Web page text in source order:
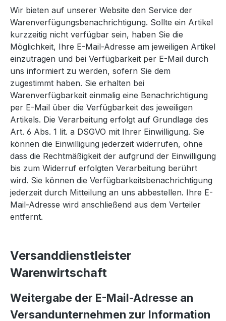
Wir bieten auf unserer Website den Service der
Warenverfügungsbenachrichtigung. Sollte ein Artikel
kurzzeitig nicht verfügbar sein, haben Sie die
Möglichkeit, Ihre E-Mail-Adresse am jeweiligen Artikel
einzutragen und bei Verfügbarkeit per E-Mail durch
uns informiert zu werden, sofern Sie dem
zugestimmt haben. Sie erhalten bei
Warenverfügbarkeit einmalig eine Benachrichtigung
per E-Mail über die Verfügbarkeit des jeweiligen
Artikels. Die Verarbeitung erfolgt auf Grundlage des
Art. 6 Abs. 1 lit. a DSGVO mit Ihrer Einwilligung. Sie
können die Einwilligung jederzeit widerrufen, ohne
dass die Rechtmäßigkeit der aufgrund der Einwilligung
bis zum Widerruf erfolgten Verarbeitung berührt
wird. Sie können die Verfügbarkeitsbenachrichtigung
jederzeit durch Mitteilung an uns abbestellen. Ihre E-
Mail-Adresse wird anschließend aus dem Verteiler
entfernt.
Versanddienstleister
Warenwirtschaft
Weitergabe der E-Mail-Adresse an
Versandunternehmen zur Information